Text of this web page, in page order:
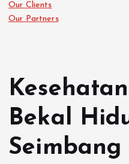
Our Clients
Our Partners
Bekal